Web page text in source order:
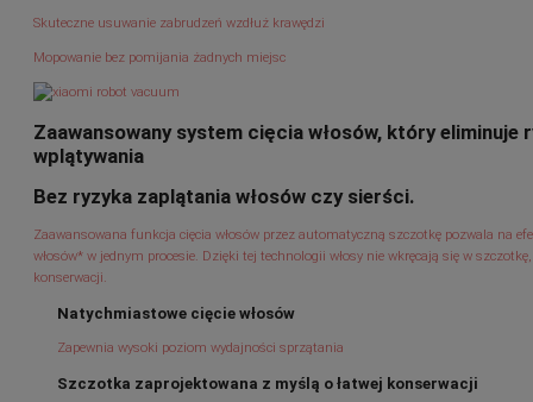
Skuteczne usuwanie zabrudzeń wzdłuż krawędzi
Mopowanie bez pomijania żadnych miejsc
Zaawansowany system cięcia włosów, który eliminuje
wplątywania
Bez ryzyka zaplątania włosów czy sierści.
Zaawansowana funkcja cięcia włosów przez automatyczną szczotkę pozwala na
włosów* w jednym procesie. Dzięki tej technologii włosy nie wkręcają się w
konserwacji.
Natychmiastowe cięcie włosów
Zapewnia wysoki poziom wydajności sprzątania
Szczotka zaprojektowana z myślą o łatwej konserwacji